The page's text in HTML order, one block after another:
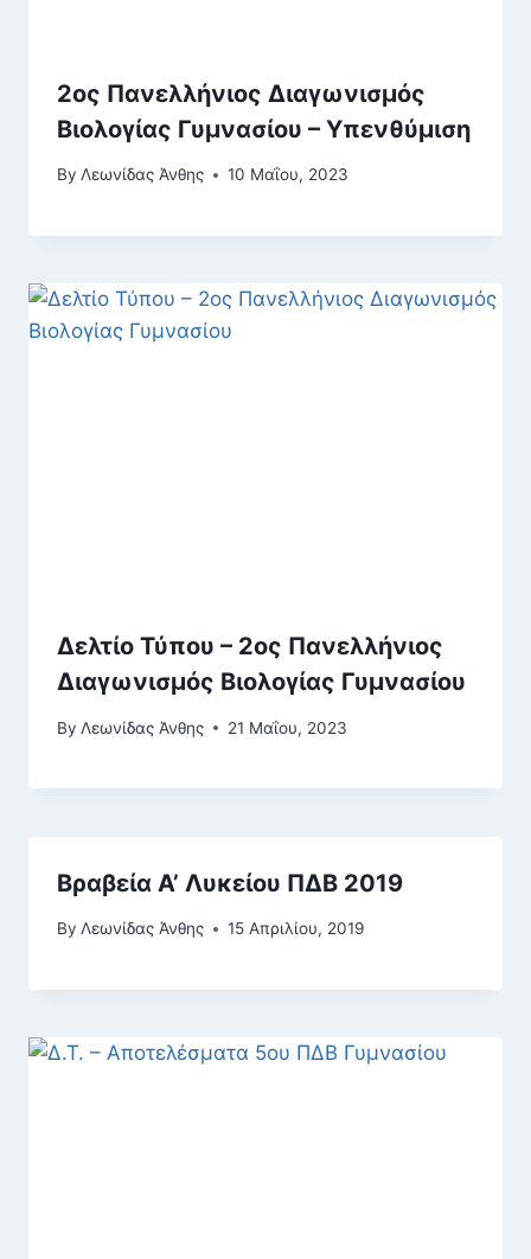
2ος Πανελλήνιος Διαγωνισμός
Βιολογίας Γυμνασίου – Υπενθύμιση
By Λεωνίδας Άνθης 10 Μαΐου, 2023
Δελτίο Τύπου – 2ος Πανελλήνιος
Διαγωνισμός Βιολογίας Γυμνασίου
By Λεωνίδας Άνθης 21 Μαΐου, 2023
Βραβεία Α’ Λυκείου ΠΔΒ 2019
By Λεωνίδας Άνθης 15 Απριλίου, 2019